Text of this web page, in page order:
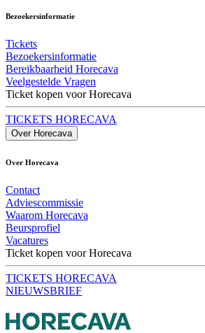
Bezoekersinformatie
Tickets
Bezoekersinformatie
Bereikbaarheid Horecava
Veelgestelde Vragen
Ticket kopen voor Horecava
TICKETS HORECAVA
Over Horecava
Over Horecava
Contact
Adviescommissie
Waarom Horecava
Beursprofiel
Vacatures
Ticket kopen voor Horecava
TICKETS HORECAVA
NIEUWSBRIEF